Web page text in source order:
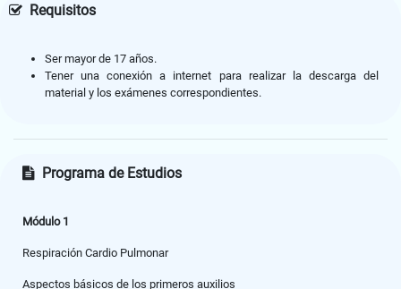
Requisitos
Ser mayor de 17 años.
Tener una conexión a internet para realizar la descarga del
material y los exámenes correspondientes.
Programa de Estudios
Módulo 1
Respiración Cardio Pulmonar
Aspectos básicos de los primeros auxilios